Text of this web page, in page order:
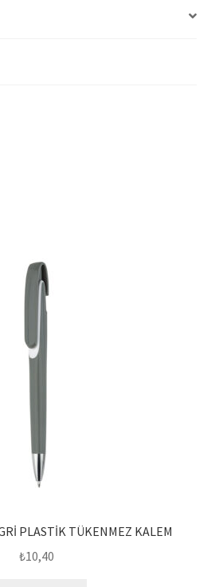
PLASTİK TÜKENMEZ KALEM
₺10,40